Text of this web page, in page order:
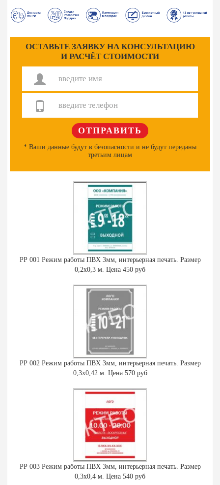
ОСТАВЬТЕ ЗАЯВКУ НА КОНСУЛЬТАЦИЮ
И РАСЧЁТ СТОИМОСТИ
* Ваши данные будут в безопасности и не будут переданы
третьим лицам
РР 001 Режим работы ПВХ 3мм, интерьерная печать. Размер
0,2х0,3 м. Цена 450 руб
РР 002 Режим работы ПВХ 3мм, интерьерная печать. Размер
0,3х0,42 м. Цена 570 руб
РР 003 Режим работы ПВХ 3мм, интерьерная печать. Размер
0,3х0,4 м. Цена 540 руб